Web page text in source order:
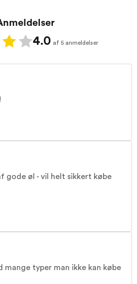
4.0 af 5 anmeldelser
gode øl - vil helt sikkert købe
mange typer man ikke kan købe